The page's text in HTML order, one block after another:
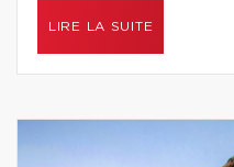
LIRE LA SUITE